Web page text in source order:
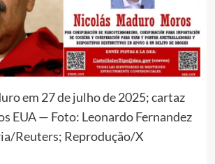
em 27 de julho de 2025; cartaz
EUA — Foto: Leonardo Fernandez
Reuters; Reprodução/X